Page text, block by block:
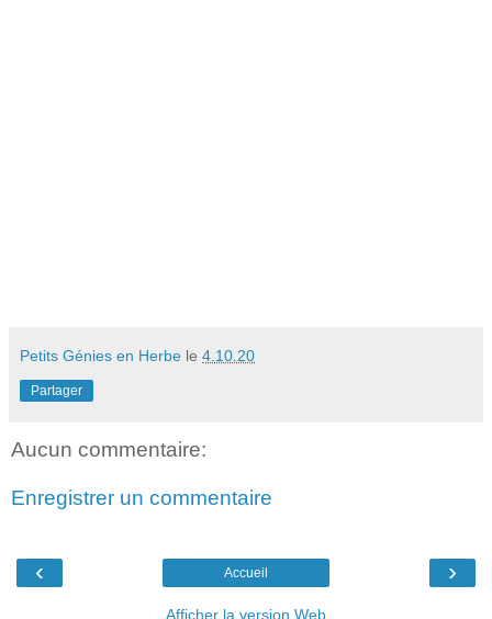
Petits Génies en Herbe le 4.10.20
Partager
Aucun commentaire:
Enregistrer un commentaire
‹ ›
Accueil
Afficher la version Web